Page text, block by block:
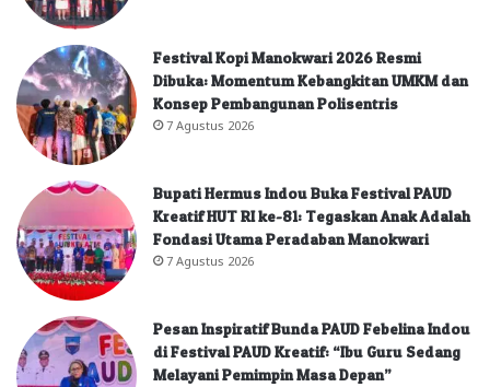
Festival Kopi Manokwari 2026 Resmi
Dibuka: Momentum Kebangkitan UMKM dan
Konsep Pembangunan Polisentris
7 Agustus 2026
Bupati Hermus Indou Buka Festival PAUD
Kreatif HUT RI ke-81: Tegaskan Anak Adalah
Fondasi Utama Peradaban Manokwari
7 Agustus 2026
Pesan Inspiratif Bunda PAUD Febelina Indou
di Festival PAUD Kreatif: “Ibu Guru Sedang
Melayani Pemimpin Masa Depan”